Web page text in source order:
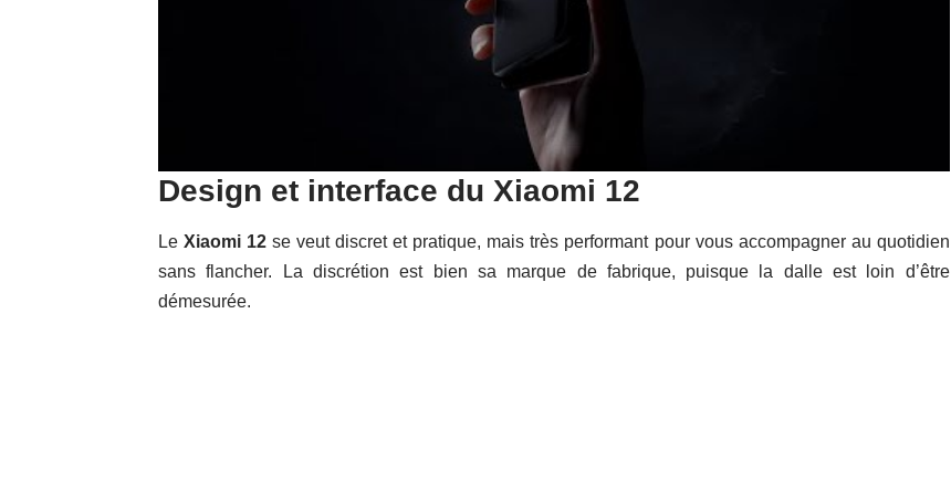
Design et interface du Xiaomi 12
LeXiaomi 12 se veut discret et pratique, mais très performant pour vous accompagner au quotidien
sans flancher. La discrétion est bien sa marque de fabrique, puisque la dalle est loin d’être
démesurée.